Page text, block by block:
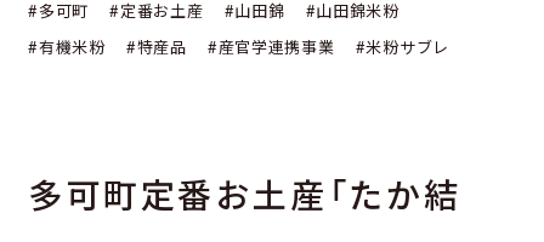
#多可町
#定番お土産 #山田錦
#山田錦米粉
#有機米粉
#特産品 #産官学連携事業 #米粉サブレ
多可町定番お土産「たか結